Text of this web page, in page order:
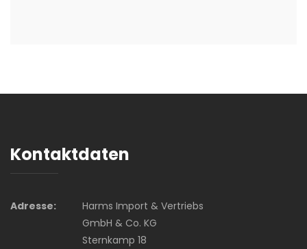
Kontaktdaten
Adresse:
Harms Import & Vertriebs
GmbH & Co. KG
Sternkamp 18